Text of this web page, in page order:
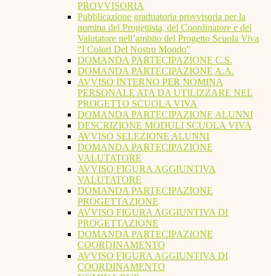
PROVVISORIA
Pubblicazione graduatoria provvisoria per la
nomina del Progettista, del Coordinatore e del
Valutatore nell’ambito del Progetto Scuola Viva
“I Colori Del Nostro Mondo”
DOMANDA PARTECIPAZIONE C.S.
DOMANDA PARTECIPAZIONE A.A.
AVVISO INTERNO PER NOMINA
PERSONALE ATA DA UTILIZZARE NEL
PROGETTO SCUOLA VIVA
DOMANDA PARTECIPAZIONE ALUNNI
DESCRIZIONE MODULI SCUOLA VIVA
AVVISO SELEZIONE ALUNNI
DOMANDA PARTECIPAZIONE
VALUTATORE
AVVISO FIGURA AGGIUNTIVA
VALUTATORE
DOMANDA PARTECIPAZIONE
PROGETTAZIONE
AVVISO FIGURA AGGIUNTIVA DI
PROGETTAZIONE
DOMANDA PARTECIPAZIONE
COORDINAMENTO
AVVISO FIGURA AGGIUNTIVA DI
COORDINAMENTO